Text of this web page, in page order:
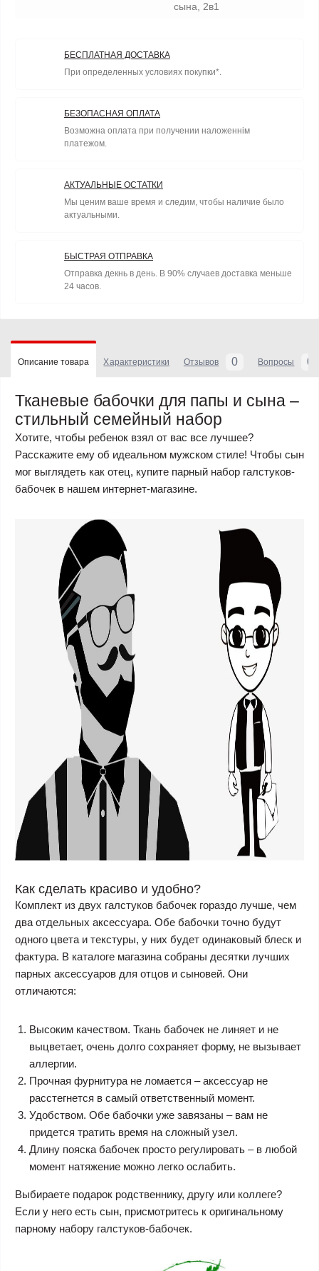
сына, 2в1
БЕСПЛАТНАЯ ДОСТАВКА
При определенных условиях покупки*.
БЕЗОПАСНАЯ ОПЛАТА
Возможна оплата при получении наложеннім
платежом.
АКТУАЛЬНЫЕ ОСТАТКИ
Мы ценим ваше время и следим, чтобы наличие было
актуальными.
БЫСТРАЯ ОТПРАВКА
Отправка декнь в день. В 90% случаев доставка меньше
24 часов.
Описание товара Характеристики Отзывов 0 Вопросы 0
Тканевые бабочки для папы и сына –
стильный семейный набор
Хотите, чтобы ребенок взял от вас все лучшее?
Расскажите ему об идеальном мужском стиле! Чтобы сын
мог выглядеть как отец, купите парный набор галстуков-
бабочек в нашем интернет-магазине.
Как сделать красиво и удобно?
Комплект из двух галстуков бабочек гораздо лучше, чем
два отдельных аксессуара. Обе бабочки точно будут
одного цвета и текстуры, у них будет одинаковый блеск и
фактура. В каталоге магазина собраны десятки лучших
парных аксессуаров для отцов и сыновей. Они
отличаются:
Высоким качеством. Ткань бабочек не линяет и не
выцветает, очень долго сохраняет форму, не вызывает
аллергии.
Прочная фурнитура не ломается – аксессуар не
расстегнется в самый ответственный момент.
Удобством. Обе бабочки уже завязаны – вам не
придется тратить время на сложный узел.
Длину пояска бабочек просто регулировать – в любой
момент натяжение можно легко ослабить.
Выбираете подарок родственнику, другу или коллеге?
Если у него есть сын, присмотритесь к оригинальному
парному набору галстуков-бабочек.